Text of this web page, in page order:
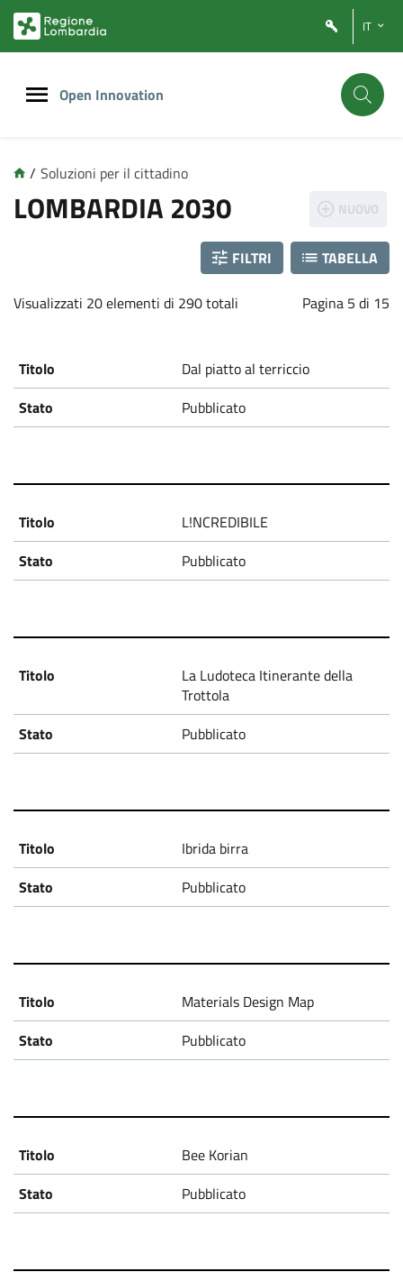
contenuto
footer
IT
Open Innovation
/ Soluzioni per il cittadino
L
b
a
r
d
a
2
0
0
-
P
r
o
g
e
t
i
LOMBARDIA 2030 NUOVO
FILTRI TABELLA
Visualizzati 20 elementi di 290 totali Pagina 5 di 15
Dal piatto al terriccio
Pubblicato
L!NCREDIBILE
Pubblicato
La Ludoteca Itinerante della
Trottola
Pubblicato
Ibrida birra
Pubblicato
Materials Design Map
Pubblicato
Bee Korian
Pubblicato